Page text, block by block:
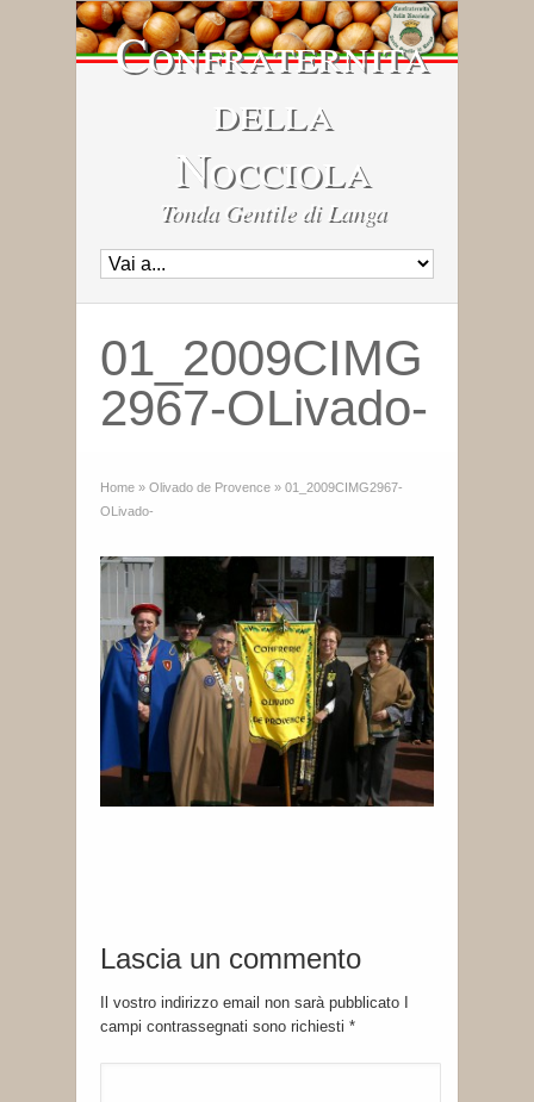
Confraternita
della
Nocciola
Tonda Gentile di Langa
01_2009CIMG
2967-OLivado-
Home » Olivado de Provence » 01_2009CIMG2967-
OLivado-
Lascia un commento
Il vostro indirizzo email non sarà pubblicato I
campi contrassegnati sono richiesti *